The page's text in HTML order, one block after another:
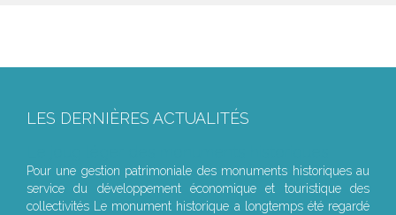
LES DERNIÈRES ACTUALITÉS
Pour une gestion patrimoniale des monuments historiques au
service du développement économique et touristique des
collectivités Le monument historique a longtemps été regardé